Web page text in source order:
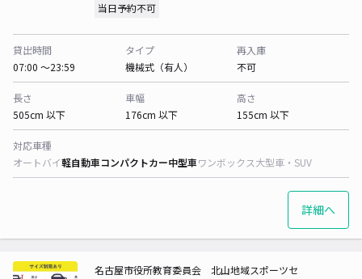
当日予約不可
貸出時間
07:00 〜23:59
タイプ
機械式（有人）
再入庫
不可
長さ
505cm 以下
車幅
176cm 以下
高さ
155cm 以下
対応車種
オートバイ軽自動車コンパクトカー中型車ワンボックス大型車・SUV
詳細へ
名古屋市役所教育委員会 北山地域スポーツセ